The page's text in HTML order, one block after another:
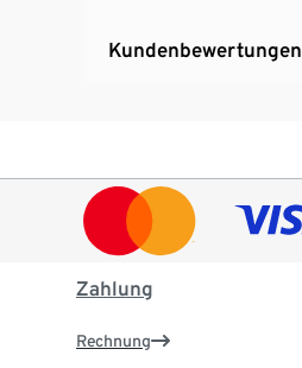
Kundenbewertungen
Zahlung
Rechnung